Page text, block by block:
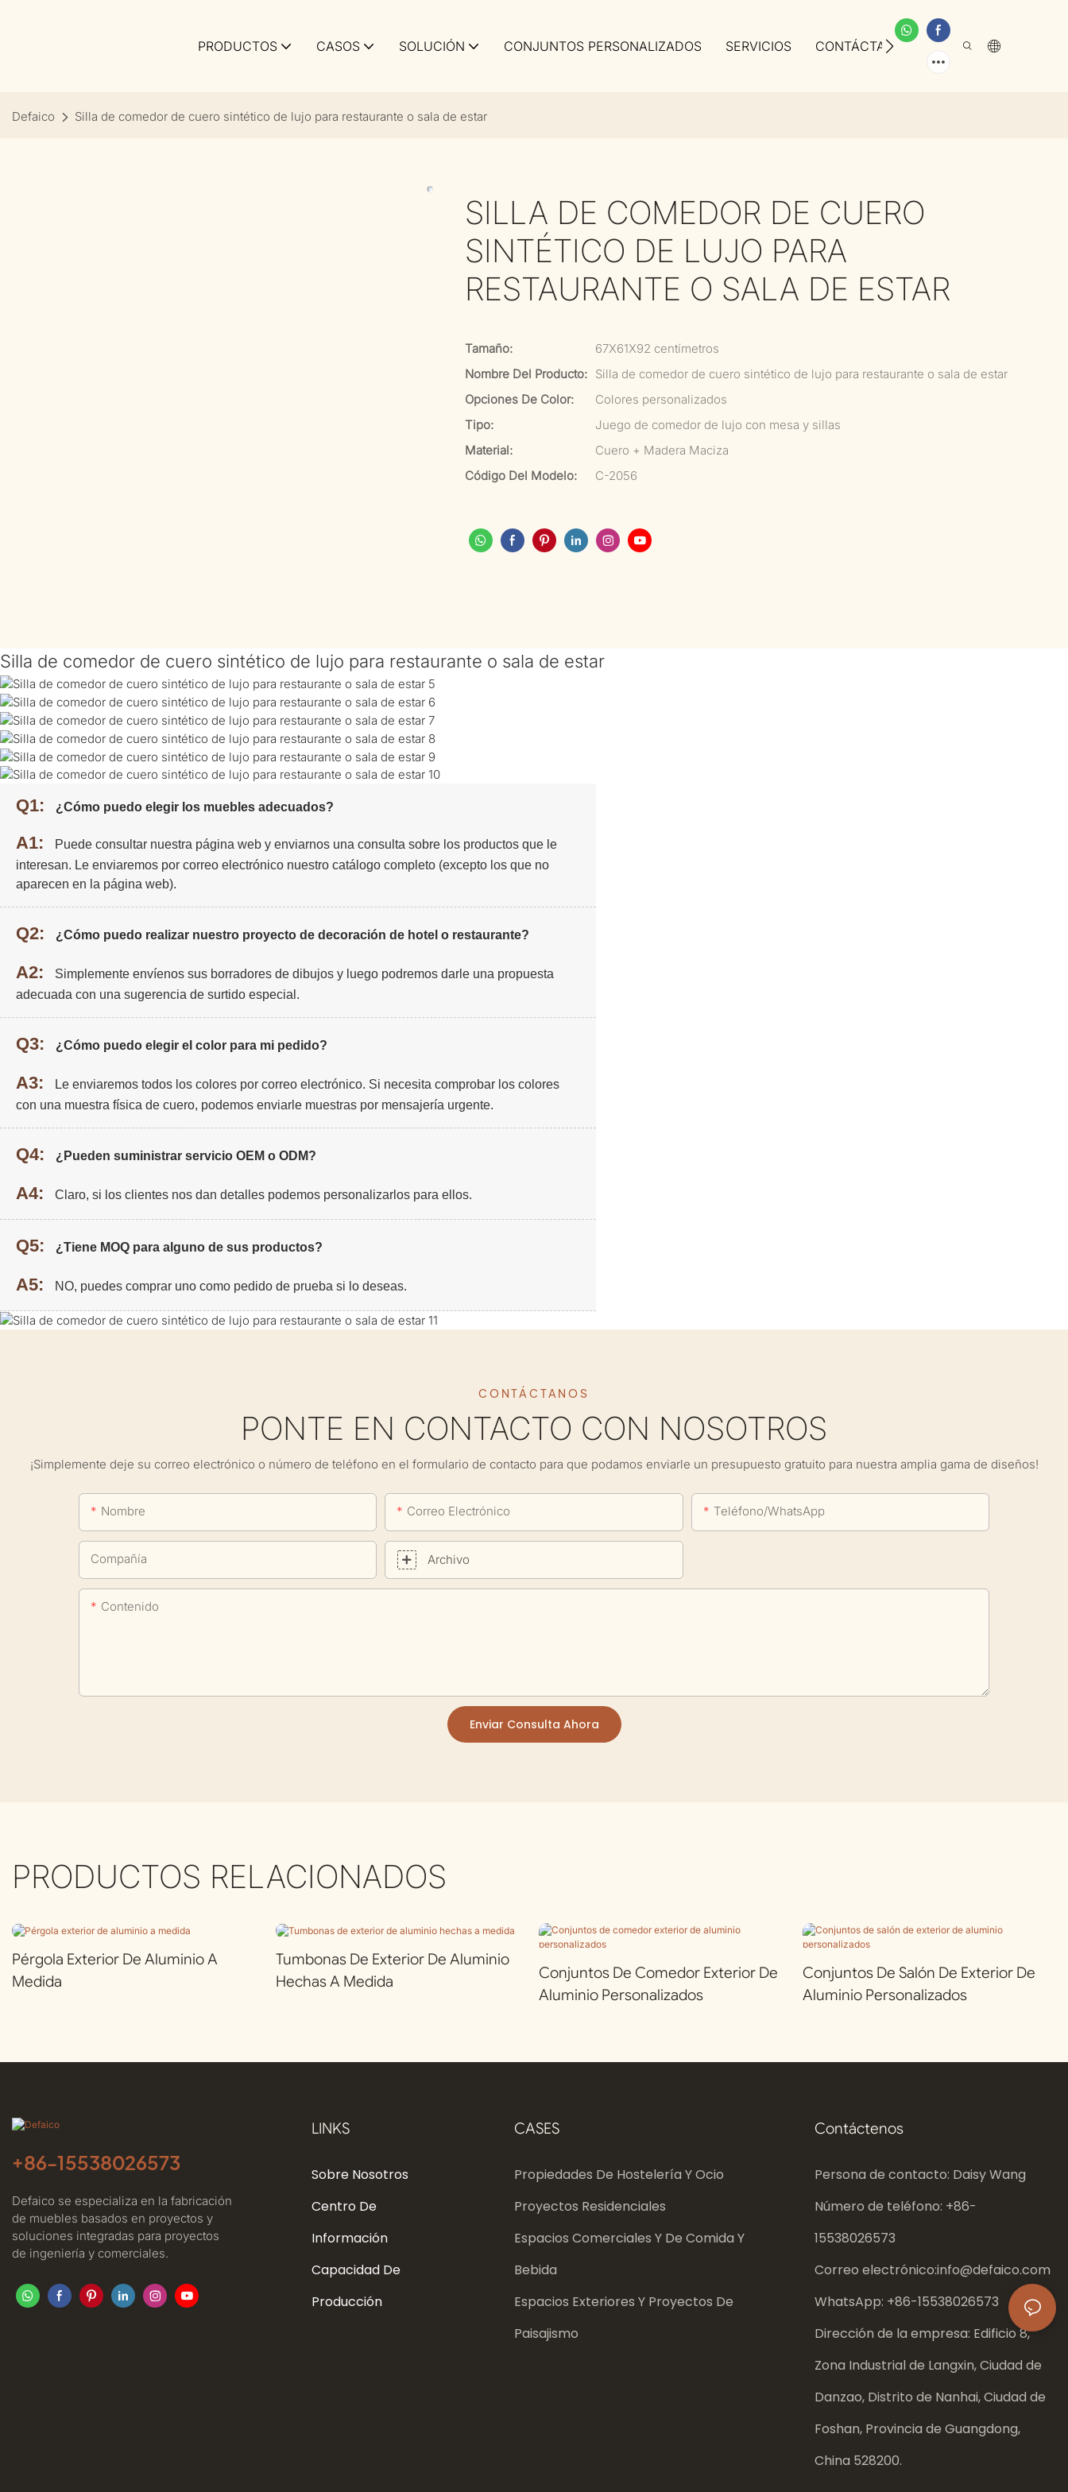
PRODUCTOS CASOS SOLUCIÓN CONJUNTOS PERSONALIZADOS SERVICIOS CONTÁCTANOS SOBRE NOSOTROS
Defaico Silla de comedor de cuero sintético de lujo para restaurante o sala de estar
SILLA DE COMEDOR DE CUERO
SINTÉTICO DE LUJO PARA
RESTAURANTE O SALA DE ESTAR
Tamaño:
67X61X92 centímetros
Nombre Del Producto: Silla de comedor de cuero sintético de lujo para restaurante o sala de estar
Opciones De Color:
Colores personalizados
Tipo:
Juego de comedor de lujo con mesa y sillas
Material:
Cuero + Madera Maciza
Código Del Modelo:
C-2056
Silla de comedor de cuero sintético de lujo para restaurante o sala de estar
Q1: ¿Cómo puedo elegir los muebles adecuados?
A1:
Puede consultar nuestra página web y enviarnos una consulta sobre los productos que le
interesan. Le enviaremos por correo electrónico nuestro catálogo completo (excepto los que no
aparecen en la página web).
Q2: ¿Cómo puedo realizar nuestro proyecto de decoración de hotel o restaurante?
A2:
Simplemente envíenos sus borradores de dibujos y luego podremos darle una propuesta
adecuada con una sugerencia de surtido especial.
Q3: ¿Cómo puedo elegir el color para mi pedido?
A3:
Le enviaremos todos los colores por correo electrónico. Si necesita comprobar los colores
con una muestra física de cuero, podemos enviarle muestras por mensajería urgente.
Q4: ¿Pueden suministrar servicio OEM o ODM?
A4: Claro, si los clientes nos dan detalles podemos personalizarlos para ellos.
Q5: ¿Tiene MOQ para alguno de sus productos?
A5: NO, puedes comprar uno como pedido de prueba si lo deseas.
CONTÁCTANOS
PONTE EN CONTACTO CON NOSOTROS
¡Simplemente deje su correo electrónico o número de teléfono en el formulario de contacto para que podamos enviarle un presupuesto gratuito para nuestra amplia gama de diseños!
Nombre Correo Electrónico Teléfono/WhatsApp
Compañía Archivo
Contenido
Enviar Consulta Ahora
PRODUCTOS RELACIONADOS
Pérgola Exterior De Aluminio A
Medida
Tumbonas De Exterior De Aluminio
Hechas A Medida
Conjuntos De Comedor Exterior De
Aluminio Personalizados
Conjuntos De Salón De Exterior De
Aluminio Personalizados
+86-15538026573
Defaico se especializa en la fabricación
de muebles basados ​​en proyectos y
soluciones integradas para proyectos
de ingeniería y comerciales.
LINKS
Sobre Nosotros
Centro De
Información
Capacidad De
Producción
CASES
Propiedades De Hostelería Y Ocio
Proyectos Residenciales
Espacios Comerciales Y De Comida Y
Bebida
Espacios Exteriores Y Proyectos De
Paisajismo
Contáctenos
Persona de contacto: Daisy Wang
Número de teléfono: +86-
15538026573
Correo electrónico:info@defaico.com
WhatsApp: +86-15538026573
Dirección de la empresa: Edificio 8,
Zona Industrial de Langxin, Ciudad de
Danzao, Distrito de Nanhai, Ciudad de
Foshan, Provincia de Guangdong,
China 528200.